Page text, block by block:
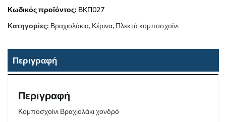
Κωδικός προϊόντος: ΒΚΠ027
Κατηγορίες: Βραχιολάκια, Κέρινα, Πλεκτά κομποσχοίνι
Περιγραφή
Περιγραφή
Κομποσχοίνι Βραχιολάκι χονδρό